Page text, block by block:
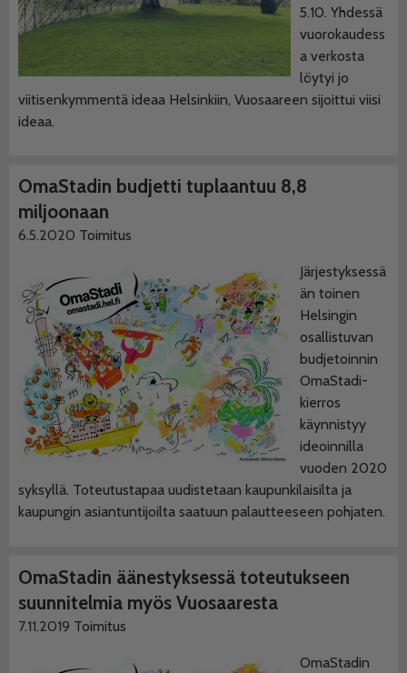
5.10. Yhdessä
vuorokaudess
a verkosta
löytyi jo
viitisenkymmentä ideaa Helsinkiin, Vuosaareen sijoittui viisi
ideaa.
OmaStadin budjetti tuplaantuu 8,8
miljoonaan
6.5.2020 Toimitus
Järjestyksessä
än toinen
Helsingin
osallistuvan
budjetoinnin
OmaStadi-
kierros
käynnistyy
ideoinnilla
vuoden 2020
syksyllä. Toteutustapaa uudistetaan kaupunkilaisilta ja
kaupungin asiantuntijoilta saatuun palautteeseen pohjaten.
OmaStadin äänestyksessä toteutukseen
suunnitelmia myös Vuosaaresta
7.11.2019 Toimitus
OmaStadin